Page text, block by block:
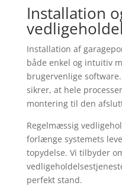
Installation
Installation af
både enkel og intuitiv
brugervenlige
sikrer, at hele
montering til den
Regelmæssig
forlænge systemets
topydelse. Vi tilbyder
perfekt stand.